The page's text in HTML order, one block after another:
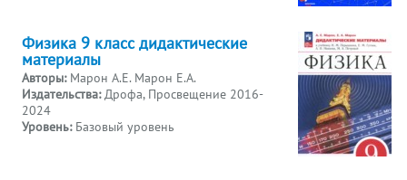
Физика 9 класс дидактические
материалы
Авторы: Марон А.Е. Марон Е.А.
Издательства:Дрофа, Просвещение 2016-
2024
Уровень: Базовый уровень